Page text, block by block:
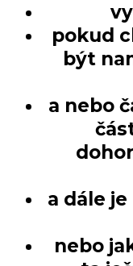
pokud
být
a nebo
a dále
nebo